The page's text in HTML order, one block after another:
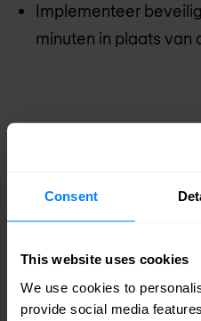
Consent
This website uses cookies
We use cookies to
provide social media
Implementeer
minuten in plaats van
Onze Tufin-
Nomios Nederland
bevinden zich dan ook